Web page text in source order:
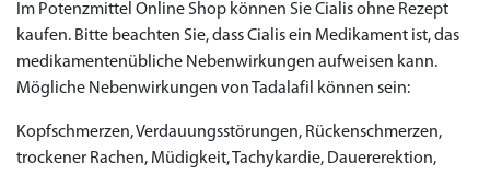
Im Potenzmittel Online Shop können Sie Cialis ohne Rezept
kaufen. Bitte beachten Sie, dass Cialis ein Medikament ist, das
medikamentenübliche Nebenwirkungen aufweisen kann.
Mögliche Nebenwirkungen von Tadalafil können sein:
Kopfschmerzen, Verdauungsstörungen, Rückenschmerzen,
trockener Rachen, Müdigkeit, Tachykardie, Dauererektion,